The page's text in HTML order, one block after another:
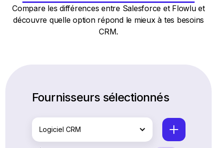
Compare les différences entre Salesforce et Flowlu et
découvre quelle option répond le mieux à tes besoins
CRM.
Fournisseurs sélectionnés
Logiciel CRM